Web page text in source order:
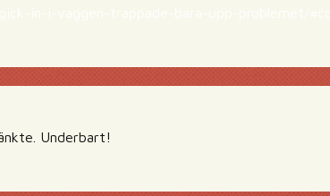
Underbart!